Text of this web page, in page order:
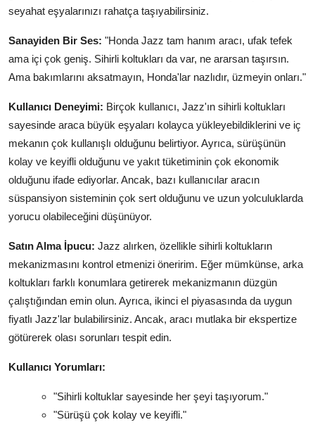
seyahat eşyalarınızı rahatça taşıyabilirsiniz.
Sanayiden Bir Ses: "Honda Jazz tam hanım aracı, ufak tefek
ama içi çok geniş. Sihirli koltukları da var, ne ararsan taşırsın.
Ama bakımlarını aksatmayın, Honda'lar nazlıdır, üzmeyin onları."
Kullanıcı Deneyimi: Birçok kullanıcı, Jazz'ın sihirli koltukları
sayesinde araca büyük eşyaları kolayca yükleyebildiklerini ve iç
mekanın çok kullanışlı olduğunu belirtiyor. Ayrıca, sürüşünün
kolay ve keyifli olduğunu ve yakıt tüketiminin çok ekonomik
olduğunu ifade ediyorlar. Ancak, bazı kullanıcılar aracın
süspansiyon sisteminin çok sert olduğunu ve uzun yolculuklarda
yorucu olabileceğini düşünüyor.
Satın Alma İpucu: Jazz alırken, özellikle sihirli koltukların
mekanizmasını kontrol etmenizi öneririm. Eğer mümkünse, arka
koltukları farklı konumlara getirerek mekanizmanın düzgün
çalıştığından emin olun. Ayrıca, ikinci el piyasasında da uygun
fiyatlı Jazz'lar bulabilirsiniz. Ancak, aracı mutlaka bir ekspertize
götürerek olası sorunları tespit edin.
Kullanıcı Yorumları:
"Sihirli koltuklar sayesinde her şeyi taşıyorum."
"Sürüşü çok kolay ve keyifli."